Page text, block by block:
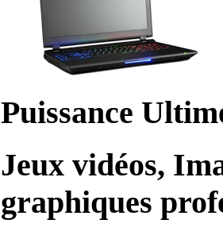
Puissance
Jeux vidéos,
graphiques